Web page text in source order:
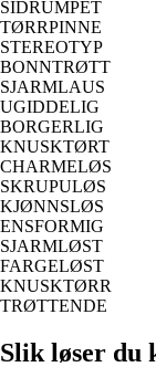
SIDRUMPET
TØRRPINNE
STEREOTYP
BONNTRØTT
SJARMLAUS
UGIDDELIG
BORGERLIG
KNUSKTØRT
CHARMELØS
SKRUPULØS
KJØNNSLØS
ENSFORMIG
SJARMLØST
FARGELØST
KNUSKTØRR
TRØTTENDE
Slik løser du